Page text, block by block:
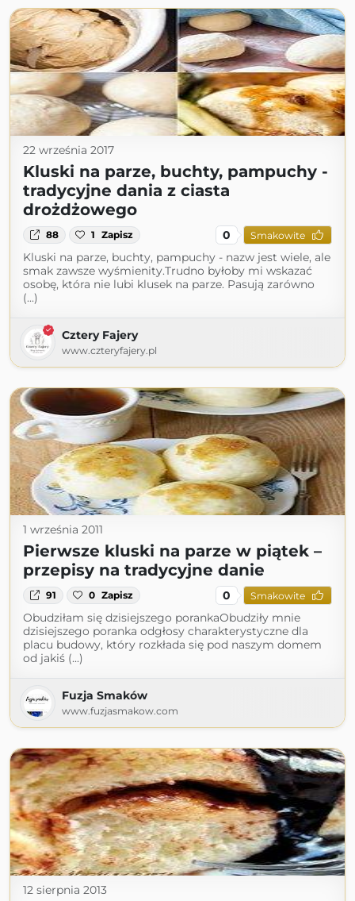
22 września 2017
Kluski na parze, buchty, pampuchy -
tradycyjne dania z ciasta
drożdżowego
88 1 Zapisz 0 Smakowite
Kluski na parze, buchty, pampuchy - nazw jest wiele, ale
smak zawsze wyśmienity.Trudno byłoby mi wskazać
osobę, która nie lubi klusek na parze. Pasują zarówno
(...)
Cztery Fajery
www.czteryfajery.pl
1 września 2011
Pierwsze kluski na parze w piątek –
przepisy na tradycyjne danie
91 0 Zapisz 0 Smakowite
Obudziłam się dzisiejszego porankaObudziły mnie
dzisiejszego poranka odgłosy charakterystyczne dla
placu budowy, który rozkłada się pod naszym domem
od jakiś (...)
Fuzja Smaków
www.fuzjasmakow.com
12 sierpnia 2013